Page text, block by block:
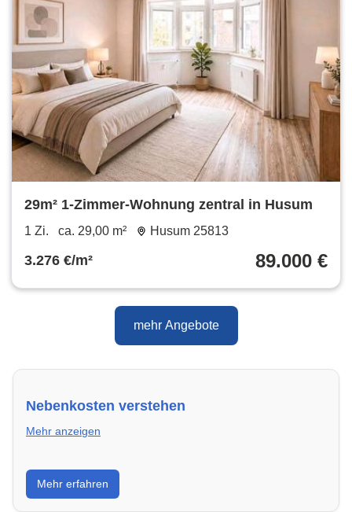
29m² 1-Zimmer-Wohnung zentral in Husum
1 Zi. ca. 29,00 m² Husum 25813
3.276 €/m² 89.000 €
mehr Angebote
Nebenkosten verstehen
Mehr anzeigen
Erfahre, welche Nebenkosten rechtmäßig sind und
wie du deine monatliche Belastung optimieren
kannst.
Mehr erfahren